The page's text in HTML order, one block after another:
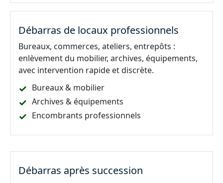
Débarras de locaux professionnels
Bureaux, commerces, ateliers, entrepôts :
enlèvement du mobilier, archives, équipements,
avec intervention rapide et discrète.
Bureaux & mobilier
Archives & équipements
Encombrants professionnels
Débarras après succession